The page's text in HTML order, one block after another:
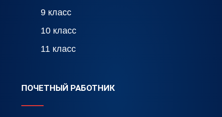
9 класс
10 класс
11 класс
ПОЧЕТНЫЙ РАБОТНИК